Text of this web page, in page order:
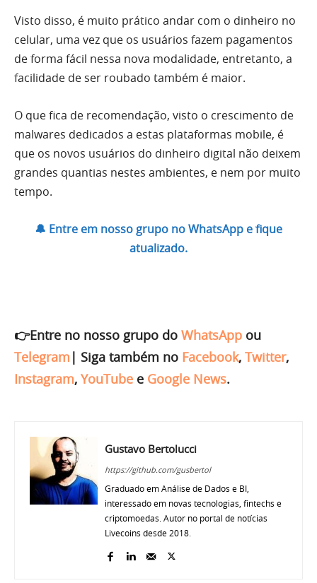
Visto disso, é muito prático andar com o dinheiro no
celular, uma vez que os usuários fazem pagamentos
de forma fácil nessa nova modalidade, entretanto, a
facilidade de ser roubado também é maior.
O que fica de recomendação, visto o crescimento de
malwares dedicados a estas plataformas mobile, é
que os novos usuários do dinheiro digital não deixem
grandes quantias nestes ambientes, e nem por muito
tempo.
🔔 Entre em nosso grupo no WhatsApp e fique
atualizado.
👉Entre no nosso grupo do WhatsApp ou
Telegram | Siga também no Facebook, Twitter,
Instagram, YouTube e Google News.
Gustavo Bertolucci
https://github.com/gusbertol
Graduado em Análise de Dados e BI,
interessado em novas tecnologias, fintechs e
criptomoedas. Autor no portal de notícias
Livecoins desde 2018.